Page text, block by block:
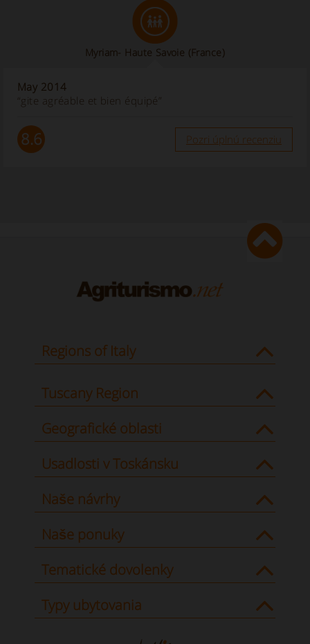
Myriam- Haute Savoie (France)
May 2014
“gite agréable et bien équipé”
8.6 Pozri úplnú recenziu
Regions of Italy
Tuscany Region
Geografické oblasti
Usadlosti v Toskánsku
Naše návrhy
Naše ponuky
Tematické dovolenky
Typy ubytovania